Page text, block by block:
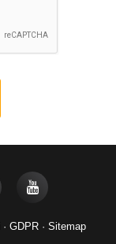
· GDPR · Sitemap